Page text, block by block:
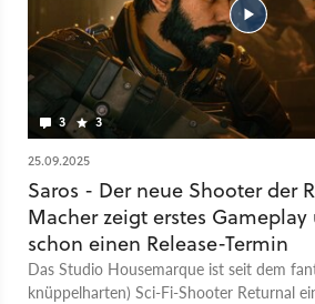
Spielwelt nach jedem Tod -
Rüstungen dürft ihr aber behalten.
3 3
25.09.2025
Saros - Der neue Shooter der
Macher zeigt erstes
schon einen Release-Termin
Das Studio Housemarque ist seit dem
knüppelharten) Sci-Fi-Shooter Returnal